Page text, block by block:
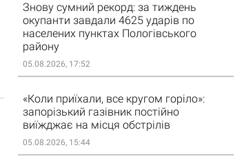
Знову сумний рекорд: за тиждень
окупанти завдали 4625 ударів по
населених пунктах Пологівського
району
05.08.2026, 17:52
«Коли приїхали, все кругом горіло»:
запорізький газівник постійно
виїжджає на місця обстрілів
05.08.2026, 15:44